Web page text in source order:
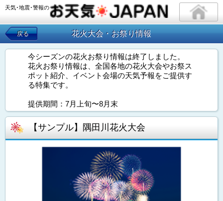
天気･地震･警報の
戻る 花火大会・お祭り情報
今シーズンの花火お祭り情報は終了しました。
花火お祭り情報は、全国各地の花火大会やお祭ス
ポット紹介、イベント会場の天気予報をご提供す
る特集です。
提供期間：7月上旬〜8月末
【サンプル】隅田川花火大会